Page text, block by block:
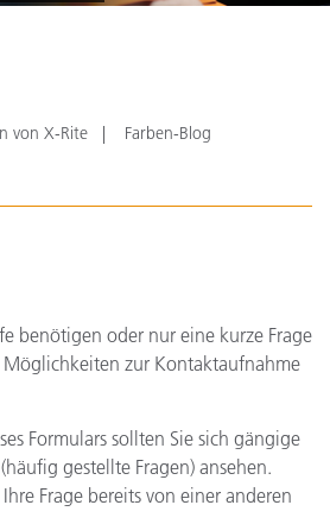
von X-Rite Farben-Blog
benötigen oder nur eine kurze Frage
zur Kontaktaufnahme
Formulars sollten Sie sich gängige
(häufig gestellte Fragen) ansehen.
Frage bereits von einer anderen